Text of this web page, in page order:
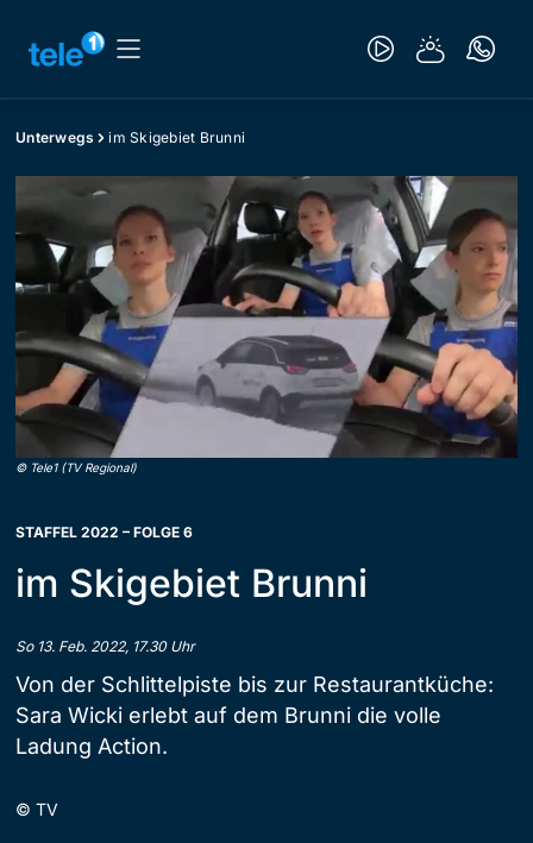
Unterwegs im Skigebiet Brunni
© Tele1 (TV Regional)
STAFFEL 2022 – FOLGE 6
im Skigebiet Brunni
So 13. Feb. 2022, 17.30 Uhr
Von der Schlittelpiste bis zur Restaurantküche:
Sara Wicki erlebt auf dem Brunni die volle
Ladung Action.
© TV